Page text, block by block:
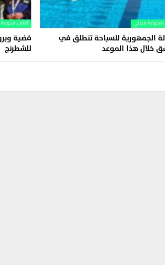
منوعة محلي
الجمهورية للسباحة تنطلق في
خلال هذا الموعد
ألعاب
فضية
للشطرنج